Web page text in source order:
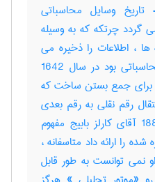
وسایل محاسباتی
گردد چرتکه که به وسیله
، اطلاعات را ذخیره می
کرد ، بتدایی ترین وسیله محاسباتی بود در سال 1642
برای جمع بستن ساخت که
رقم نقلی به رقم بعدی
استفاده می کرد در سال 1883 آقای کارلز بابیج مفهوم
را ارائه داد متاسفانه ،
نمی توانست به طور قابل